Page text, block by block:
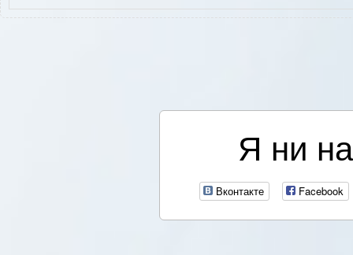
Я ни
Вконтакте Facebook